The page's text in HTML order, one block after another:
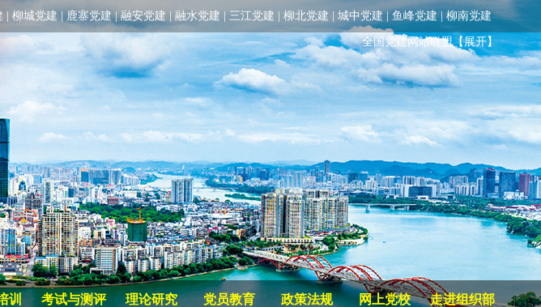
柳城党建 鹿寨党建 | 融安党建 融水党建 三江党建 柳北党建 城中党建 | 鱼峰党建 | 柳南党建
全国党建网站联盟【展开】
训 考试与测评 理论研究 党员教育 政策法规 网上党校 走进组织部